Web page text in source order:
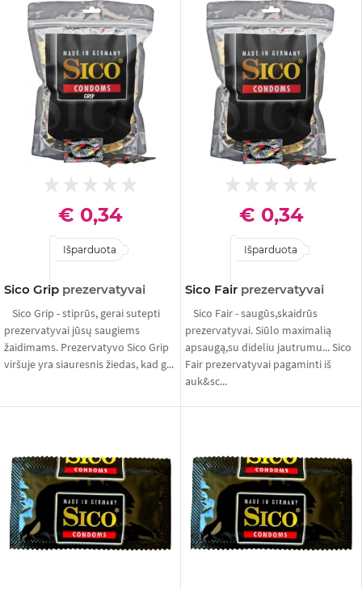
Sico Grip prezervatyvai
€ 0,34
Išparduota
Sico Grip - stiprūs, gerai sutepti
prezervatyvai jūsų saugiems
žaidimams. Prezervatyvo Sico Grip
viršuje yra siauresnis žiedas, kad g...
Sico Fair prezervatyvai
€ 0,34
Išparduota
Sico Fair - saugūs,skaidrūs
prezervatyvai. Siūlo maximalią
apsaugą,su dideliu jautrumu... Sico
Fair prezervatyvai pagaminti iš
auk&sc...